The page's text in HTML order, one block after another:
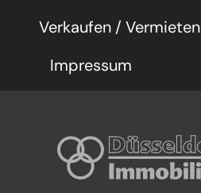
Verkaufen / Vermieten
Impressum